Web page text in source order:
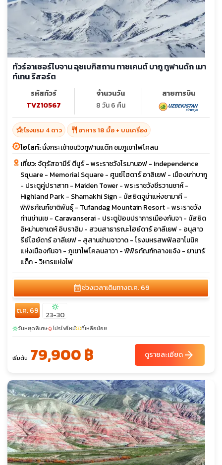
ทัวร์อาเซอร์ไบจาน อุซเบกิสถาน ทาชเคนต์ บากู ทูฟานดัก เมา
ท์เทน รีสอร์ต
รหัสทัวร์
TVZ10567
จำนวนวัน
8 วัน 6 คืน
สายการบิน
hotel_classโรงแรม 4 ดาว restaurant อาหาร 18 มื้อ + บนเครื่อง
ไฮไลท์:นั่งกระเช้าชมวิวทูฟานแด๊ก ชมภูเขาไฟโคลน
เที่ยว:จัตุรัสอามีร์ ตีมูร์ - พระราชวังโรมานอฟ - Independence
Square - Memorial Square - ศูนย์ไฮดาร์ อาลิเยฟ - เมืองเก่าบากู
- ประตูคู่ปราสาท - Maiden Tower - พระราชวังชีรวานชาห์ -
Highland Park - Shamakhi Sign - มัสยิดจูม่าแห่งชามาคี -
พิพิธภัณฑ์ชาติพันธุ์ - Tufandag Mountain Resort - พระราชวัง
ท่านข่านเซ - Caravanserai - ประตูป้อมปราการเมืองกันจา - มัสยิด
อิหม่ามซาเดห์ อิบราฮิม - สวนสาธารณะไฮย์ดาร์ อาลีเยฟ - อนุสาว
รีย์ไฮย์ดาร์ อาลีเยฟ - สุสานข่านจาวาด - โรงมหรสพฟิลฮาโมนิค
แห่งเมืองกันจา - ภูเขาไฟโคลนลาวา - พิพิธภัณฑ์กลางแจ้ง - ยานาร์
แด็ก - วิหารแห่งไฟ
calendar_monthช่วงเวลาเดินทางต.ค. 69
ต.ค. 69 sunny
23-30
sunnyวันหยุดพิเศษlocal_fire_departmentโปรไฟไหม้confirmation_numberที่เหลือน้อย
เริ่มต้น 79,900 ฿ ดูรายละเอียดarrow_forward